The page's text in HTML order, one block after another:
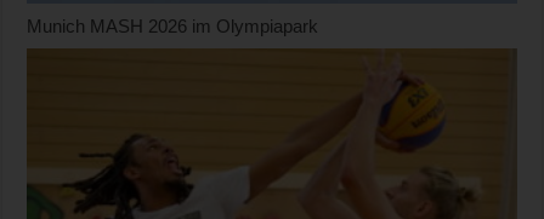
Munich MASH 2026 im Olympiapark